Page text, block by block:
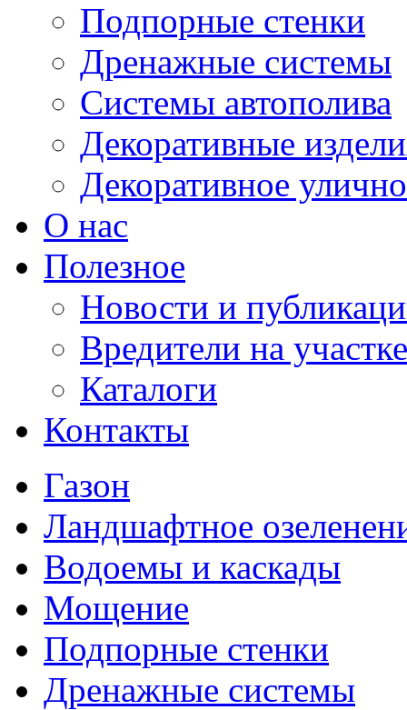
Подпорные стенки
Дренажные системы
Системы автополива
Декоративные
Декоративное
О нас
Полезное
Новости и
Вредители на участке
Каталоги
Контакты
Газон
Ландшафтное
Водоемы и каскады
Мощение
Подпорные стенки
Дренажные системы